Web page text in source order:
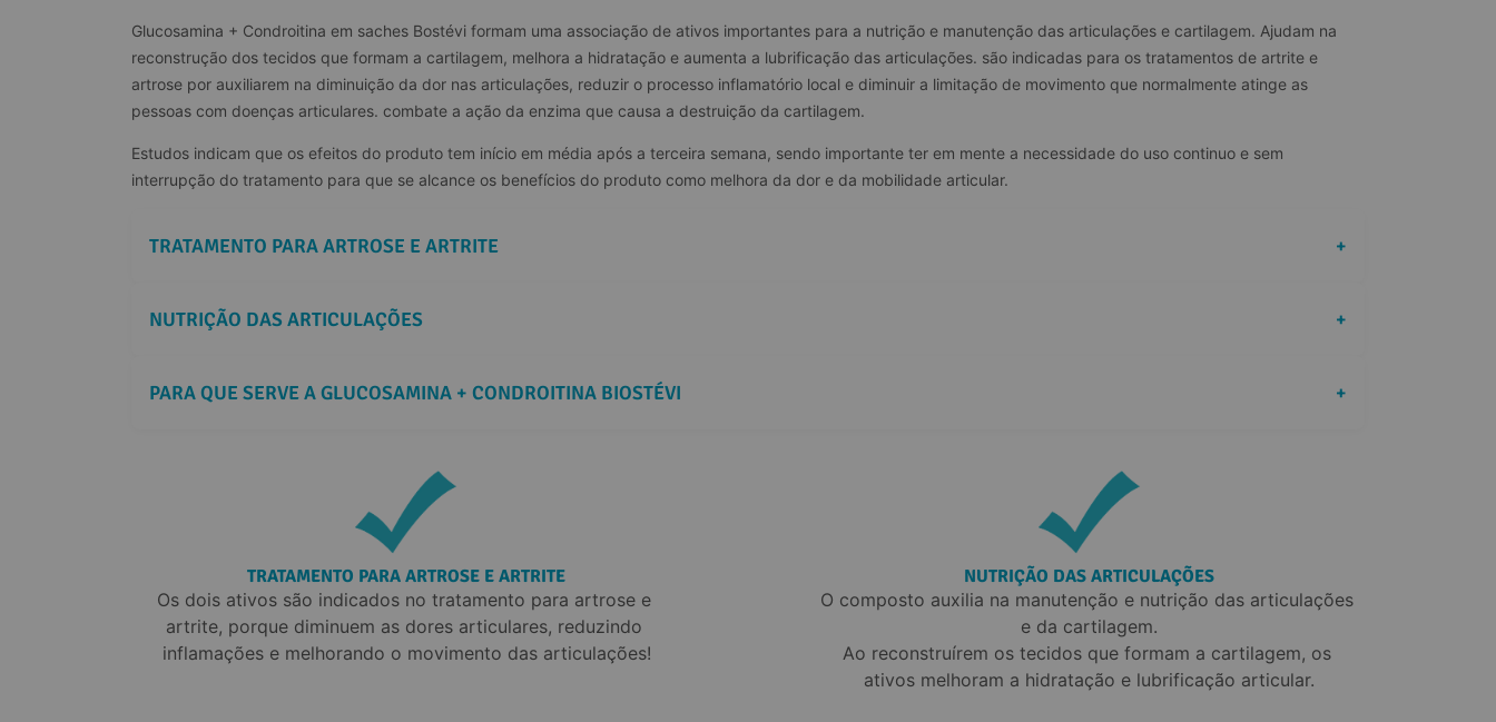
Glucosamina + Condroitina em saches Bostévi formam uma associação de ativos importantes para a nutrição e manutenção das articulações e cartilagem. Ajudam na
reconstrução dos tecidos que formam a cartilagem, melhora a hidratação e aumenta a lubrificação das articulações. são indicadas para os tratamentos de artrite e
artrose por auxiliarem na diminuição da dor nas articulações, reduzir o processo inflamatório local e diminuir a limitação de movimento que normalmente atinge as
pessoas com doenças articulares. combate a ação da enzima que causa a destruição da cartilagem.
Estudos indicam que os efeitos do produto tem início em média após a terceira semana, sendo importante ter em mente a necessidade do uso continuo e sem
interrupção do tratamento para que se alcance os benefícios do produto como melhora da dor e da mobilidade articular.
TRATAMENTO PARA ARTROSE E ARTRITE +
NUTRIÇÃO DAS ARTICULAÇÕES +
PARA QUE SERVE A GLUCOSAMINA + CONDROITINA BIOSTÉVI +
TRATAMENTO PARA ARTROSE E ARTRITE
Os dois ativos são indicados no tratamento para artrose e
artrite, porque diminuem as dores articulares, reduzindo
inflamações e melhorando o movimento das articulações!
NUTRIÇÃO DAS ARTICULAÇÕES
O composto auxilia na manutenção e nutrição das articulações
e da cartilagem.
Ao reconstruírem os tecidos que formam a cartilagem, os
ativos melhoram a hidratação e lubrificação articular.